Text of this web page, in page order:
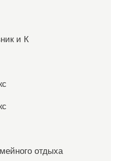
и К
отдыха